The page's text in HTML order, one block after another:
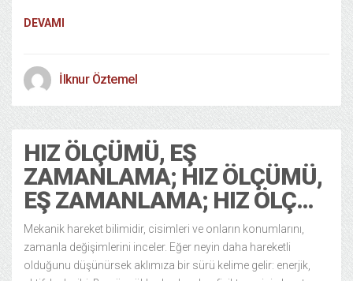
DEVAMI
İlknur Öztemel
HIZ ÖLÇÜMÜ, EŞ
ZAMANLAMA; HIZ ÖLÇÜMÜ,
EŞ ZAMANLAMA; HIZ ÖLÇ…
Mekanik hareket bilimidir, cisimleri ve onların konumlarını,
zamanla değişimlerini inceler. Eğer neyin daha hareketli
olduğunu düşünürsek aklımıza bir sürü kelime gelir: enerjik,